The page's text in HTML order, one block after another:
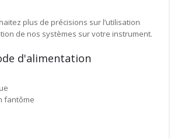
plus de précisions sur l’utilisation
de nos systèmes sur votre instrument.
d'alimentation
fantôme